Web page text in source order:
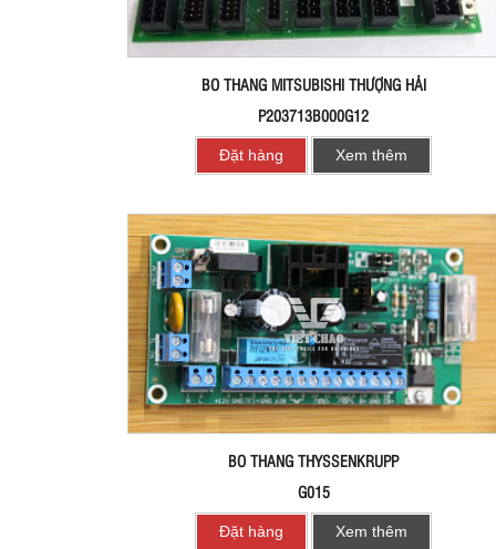
BO THANG MITSUBISHI THƯỢNG HẢI
P203713B000G12
Đặt hàng Xem thêm
BO THANG THYSSENKRUPP
G015
Đặt hàng Xem thêm